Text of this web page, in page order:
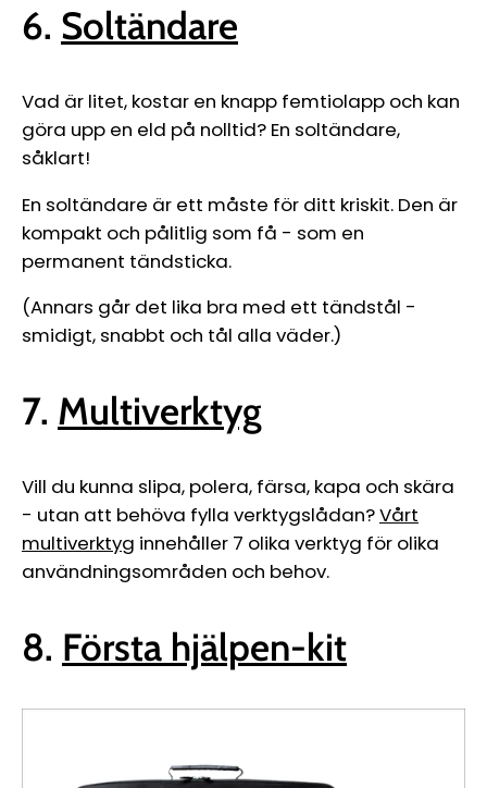
6. Soltändare
Vad är litet, kostar en knapp femtiolapp och kan
göra upp en eld på nolltid? En soltändare,
såklart!
En soltändare är ett måste för ditt kriskit. Den är
kompakt och pålitlig som få - som en
permanent tändsticka.
(Annars går det lika bra med ett tändstål -
smidigt, snabbt och tål alla väder.)
7. Multiverktyg
Vill du kunna slipa, polera, färsa, kapa och skära
- utan att behöva fylla verktygslådan?Vårt
multiverktyg innehåller 7 olika verktyg för olika
användningsområden och behov.
8. Första hjälpen-kit